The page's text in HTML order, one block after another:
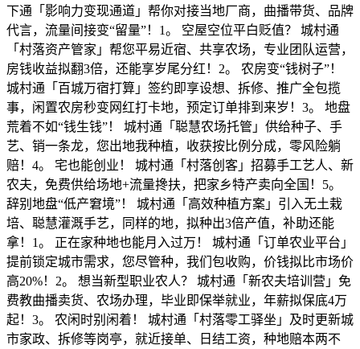
下通「影响力变现通道」帮你对接当地厂商，曲播带货、品牌
代言，流量间接变“留量”！1。 空屋空位平白贬值？ 城村通
「村落资产管家」帮您平易近宿、共享农场，专业团队运营，
房钱收益拟翻3倍，还能享岁尾分红！2。 农房变“钱树子”！
城村通「百城万宿打算」签约即享设想、拆修、推广全包揽
事，闲置农房秒变网红打卡地，预定订单排到来岁！3。 地盘
荒着不如“钱生钱”！ 城村通「聪慧农场托管」供给种子、手
艺、销一条龙，您出地我种植，收获按比例分成，零风险躺
赔！4。 宅也能创业！ 城村通「村落创客」招募手工艺人、新
农夫，免费供给场地+流量搀扶，把家乡特产卖向全国！5。
辞别地盘“低产窘境”！ 城村通「高效种植方案」引入无土栽
培、聪慧灌溉手艺，同样的地，拟种出3倍产值，补助还能
拿！1。 正在家种地也能月入过万！ 城村通「订单农业平台」
提前锁定城市需求，您尽管种，我们包收购，价钱拟比市场价
高20%！2。 想当新型职业农人？ 城村通「新农夫培训营」免
费教曲播卖货、农场办理，毕业即保举就业，年薪拟保底4万
起！3。 农闲时别闲着！ 城村通「村落零工驿坐」及时更新城
市家政、拆修等岗亭，就近接单、日结工资，种地赔本两不